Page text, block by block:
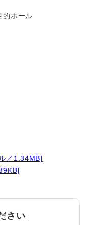
ホール
／1.34MB]
さい